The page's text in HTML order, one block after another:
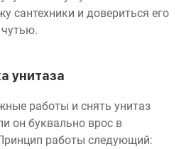
сантехники и довериться его
унитаза
работы и снять унитаз
он буквально врос в
работы следующий: